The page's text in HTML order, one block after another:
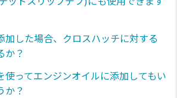
加した場合、クロスハッチに対する
か？
使ってエンジンオイルに添加してもい
か？